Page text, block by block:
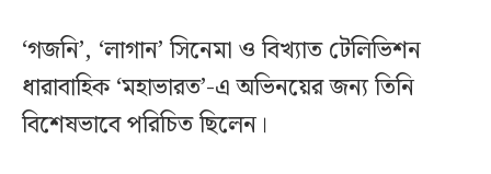
‘গজনি’, ‘লাগান’ সিনেমা ও বিখ্যাত টেলিভিশন
ধারাবাহিক ‘মহাভারত’-এ অভিনয়ের জন্য তিনি
বিশেষভাবে পরিচিত ছিলেন।